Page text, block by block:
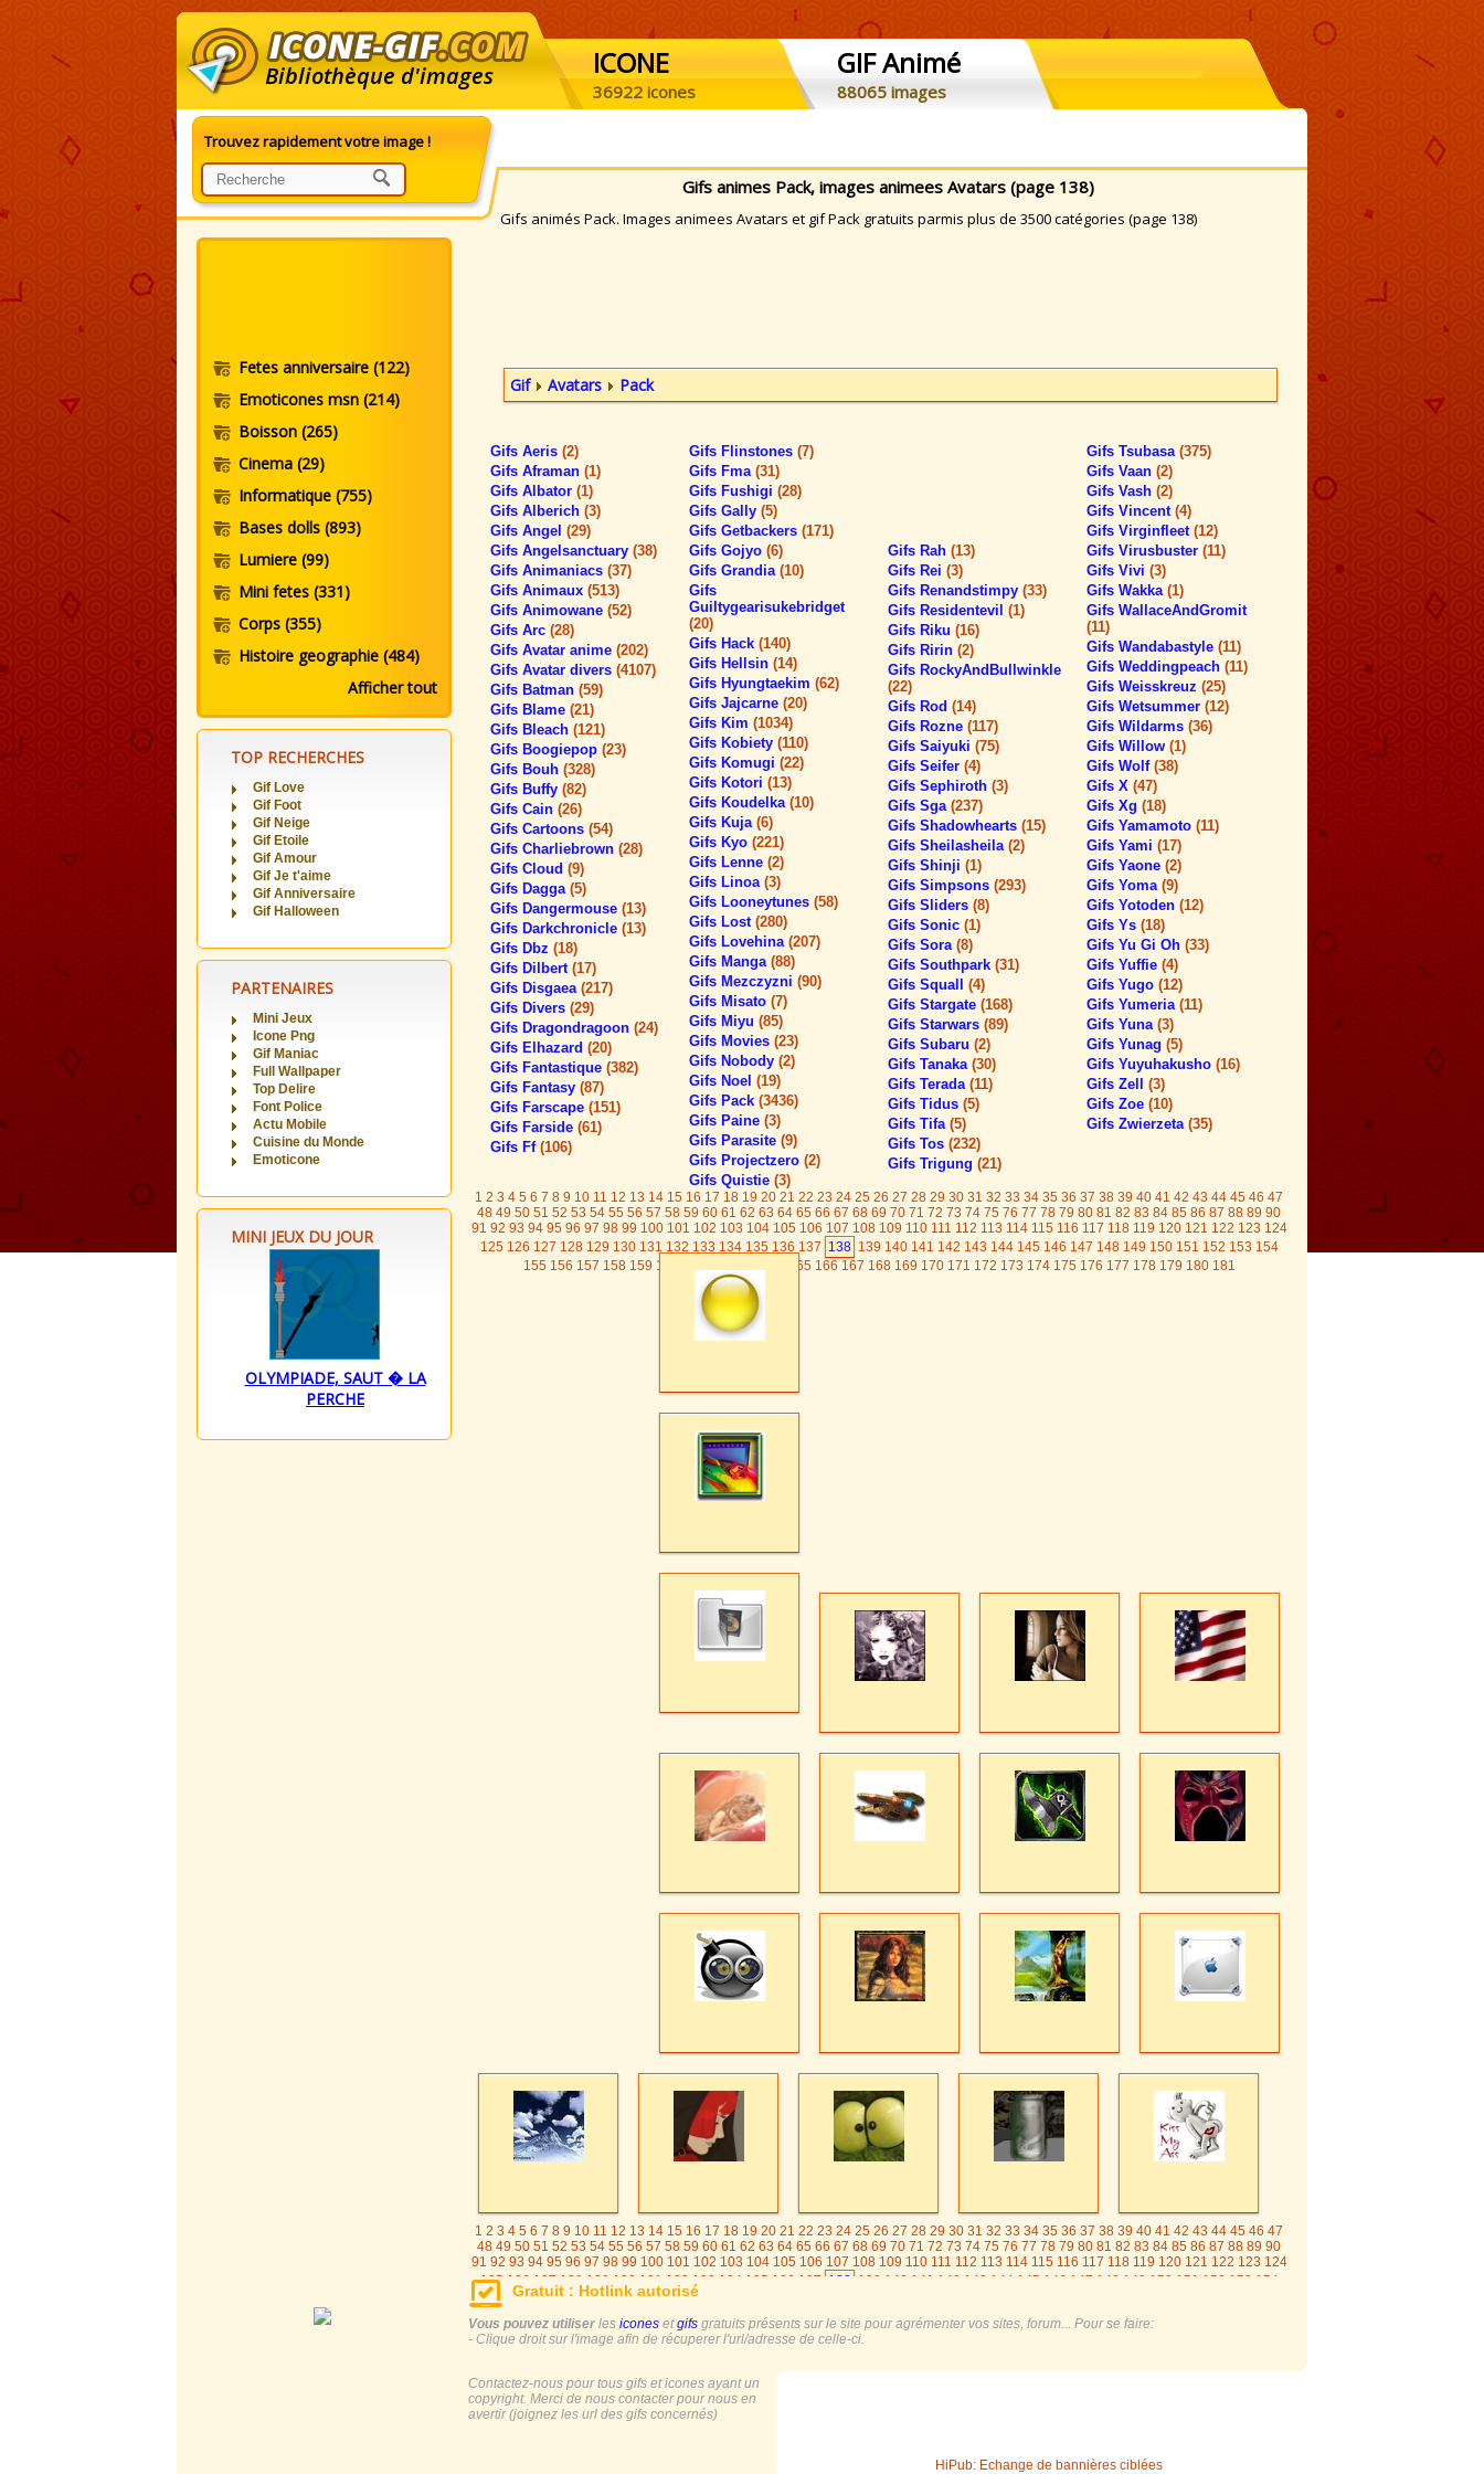
Bibliothèque d'images ICONE
36922 icones
GIF Animé
88065 images
Trouvez rapidement votre image !
Fetes anniversaire (122)
Emoticones msn (214)
Boisson (265)
Cinema (29)
Informatique (755)
Bases dolls (893)
Lumiere (99)
Mini fetes (331)
Corps (355)
Histoire geographie (484)
Afficher tout
TOP RECHERCHES
Gif Love
Gif Foot
Gif Neige
Gif Etoile
Gif Amour
Gif Je t'aime
Gif Anniversaire
Gif Halloween
PARTENAIRES
Mini Jeux
Icone Png
Gif Maniac
Full Wallpaper
Top Delire
Font Police
Actu Mobile
Cuisine du Monde
Emoticone
MINI JEUX DU JOUR
OLYMPIADE, SAUT � LA
PERCHE
Gifs animes Pack, images animees Avatars (page 138)
Gifs animés Pack. Images animees Avatars et gif Pack gratuits parmis plus de 3500 catégories (page 138)
Gif Avatars Pack
Gifs Aeris (2)
Gifs Aframan (1)
Gifs Albator (1)
Gifs Alberich (3)
Gifs Angel (29)
Gifs Angelsanctuary (38)
Gifs Animaniacs (37)
Gifs Animaux (513)
Gifs Animowane (52)
Gifs Arc (28)
Gifs Avatar anime (202)
Gifs Avatar divers (4107)
Gifs Batman (59)
Gifs Blame (21)
Gifs Bleach (121)
Gifs Boogiepop (23)
Gifs Bouh (328)
Gifs Buffy (82)
Gifs Cain (26)
Gifs Cartoons (54)
Gifs Charliebrown (28)
Gifs Cloud (9)
Gifs Dagga (5)
Gifs Dangermouse (13)
Gifs Darkchronicle (13)
Gifs Dbz (18)
Gifs Dilbert (17)
Gifs Disgaea (217)
Gifs Divers (29)
Gifs Dragondragoon (24)
Gifs Elhazard (20)
Gifs Fantastique (382)
Gifs Fantasy (87)
Gifs Farscape (151)
Gifs Farside (61)
Gifs Ff (106)
Gifs Flinstones (7)
Gifs Fma (31)
Gifs Fushigi (28)
Gifs Gally (5)
Gifs Getbackers (171)
Gifs Gojyo (6)
Gifs Grandia (10)
Gifs
Guiltygearisukebridget
(20)
Gifs Hack (140)
Gifs Hellsin (14)
Gifs Hyungtaekim (62)
Gifs Jajcarne (20)
Gifs Kim (1034)
Gifs Kobiety (110)
Gifs Komugi (22)
Gifs Kotori (13)
Gifs Koudelka (10)
Gifs Kuja (6)
Gifs Kyo (221)
Gifs Lenne (2)
Gifs Linoa (3)
Gifs Looneytunes (58)
Gifs Lost (280)
Gifs Lovehina (207)
Gifs Manga (88)
Gifs Mezczyzni (90)
Gifs Misato (7)
Gifs Miyu (85)
Gifs Movies (23)
Gifs Nobody (2)
Gifs Noel (19)
Gifs Pack (3436)
Gifs Paine (3)
Gifs Parasite (9)
Gifs Projectzero (2)
Gifs Quistie (3)
Gifs Rah (13)
Gifs Rei (3)
Gifs Renandstimpy (33)
Gifs Residentevil (1)
Gifs Riku (16)
Gifs Ririn (2)
Gifs RockyAndBullwinkle
(22)
Gifs Rod (14)
Gifs Rozne (117)
Gifs Saiyuki (75)
Gifs Seifer (4)
Gifs Sephiroth (3)
Gifs Sga (237)
Gifs Shadowhearts (15)
Gifs Sheilasheila (2)
Gifs Shinji (1)
Gifs Simpsons (293)
Gifs Sliders (8)
Gifs Sonic (1)
Gifs Sora (8)
Gifs Southpark (31)
Gifs Squall (4)
Gifs Stargate (168)
Gifs Starwars (89)
Gifs Subaru (2)
Gifs Tanaka (30)
Gifs Terada (11)
Gifs Tidus (5)
Gifs Tifa (5)
Gifs Tos (232)
Gifs Trigung (21)
Gifs Tsubasa (375)
Gifs Vaan (2)
Gifs Vash (2)
Gifs Vincent (4)
Gifs Virginfleet (12)
Gifs Virusbuster (11)
Gifs Vivi (3)
Gifs Wakka (1)
Gifs WallaceAndGromit
(11)
Gifs Wandabastyle (11)
Gifs Weddingpeach (11)
Gifs Weisskreuz (25)
Gifs Wetsummer (12)
Gifs Wildarms (36)
Gifs Willow (1)
Gifs Wolf (38)
Gifs X (47)
Gifs Xg (18)
Gifs Yamamoto (11)
Gifs Yami (17)
Gifs Yaone (2)
Gifs Yoma (9)
Gifs Yotoden (12)
Gifs Ys (18)
Gifs Yu Gi Oh (33)
Gifs Yuffie (4)
Gifs Yugo (12)
Gifs Yumeria (11)
Gifs Yuna (3)
Gifs Yunag (5)
Gifs Yuyuhakusho (16)
Gifs Zell (3)
Gifs Zoe (10)
Gifs Zwierzeta (35)
1 2 3 4 5 6 7 8 9 10 11 12 13 14 15 16 17 18 19 20 21 22 23 24 25 26 27 28 29 30 31 32 33 34 35 36 37 38 39 40 41 42 43 44 45 46 47
48 49 50 51 52 53 54 55 56 57 58 59 60 61 62 63 64 65 66 67 68 69 70 71 72 73 74 75 76 77 78 79 80 81 82 83 84 85 86 87 88 89 90
91 92 93 94 95 96 97 98 99 100 101 102 103 104 105 106 107 108 109 110 111 112 113 114 115 116 117 118 119 120 121 122 123 124
125 126 127 128 129 130 131 132 133 134 135 136 137 138 139 140 141 142 143 144 145 146 147 148 149 150 151 152 153 154
155 156 157 158 159 160 165 166 167 168 169 170 171 172 173 174 175 176 177 178 179 180 181
1 2 3 4 5 6 7 8 9 10 11 12 13 14 15 16 17 18 19 20 21 22 23 24 25 26 27 28 29 30 31 32 33 34 35 36 37 38 39 40 41 42 43 44 45 46 47
48 49 50 51 52 53 54 55 56 57 58 59 60 61 62 63 64 65 66 67 68 69 70 71 72 73 74 75 76 77 78 79 80 81 82 83 84 85 86 87 88 89 90
91 92 93 94 95 96 97 98 99 100 101 102 103 104 105 106 107 108 109 110 111 112 113 114 115 116 117 118 119 120 121 122 123 124
125 126 127 128 129 130 131 132 133 134 135 136 137 138 139 140 141 142 143 144 145 146 147 148 149 150 151 152 153 154
155 156 157 158 159 160 161
Gratuit : Hotlink autorisé
Vous pouvez utiliser les icones etgifs gratuits présents sur le site pour agrémenter vos sites, forum... Pour se faire:
- Clique droit sur l'image afin de récuperer l'url/adresse de celle-ci.
Contactez-nous pour tous gifs et icones ayant un
copyright. Merci de nous contacter pour nous en
avertir (joignez les url des gifs concernés)
HiPub: Echange de bannières ciblées